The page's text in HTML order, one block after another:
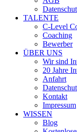
TALENTE
C-Level
Coaching
Bewerber
ÜBER UNS
Wir sind
20 Jahre
Anfahrt
Kontakt
Impressum
WISSEN
Blog